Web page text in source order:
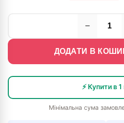
−
ДОДАТИ В
⚡ Купити в 1
Мінімальна сума